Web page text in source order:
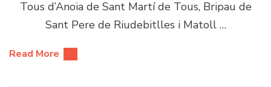
Tous d’Anoia de Sant Martí de Tous, Bripau de
Sant Pere de Riudebitlles i Matoll …
Read More